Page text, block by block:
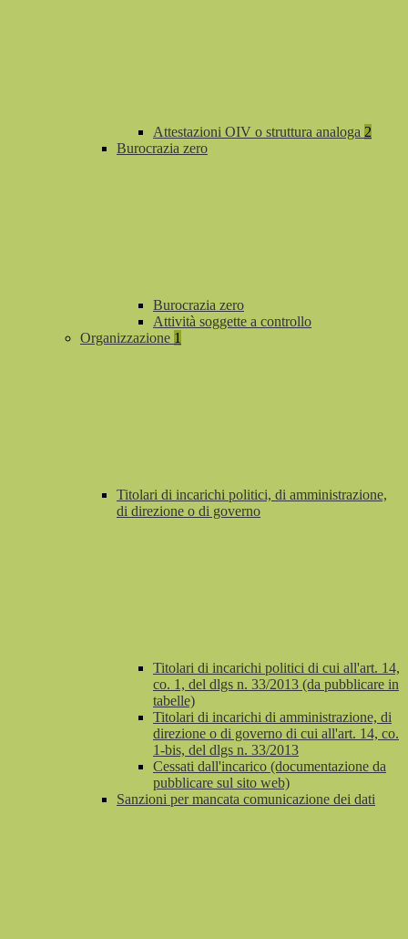
Attestazioni OIV o struttura analoga 2
Burocrazia zero
Burocrazia zero
Attività soggette a controllo
Organizzazione 1
Titolari di incarichi politici, di amministrazione,
di direzione o di governo
Titolari di incarichi politici di cui all'art. 14,
co. 1, del dlgs n. 33/2013 (da pubblicare in
tabelle)
Titolari di incarichi di amministrazione, di
direzione o di governo di cui all'art. 14, co.
1-bis, del dlgs n. 33/2013
Cessati dall'incarico (documentazione da
pubblicare sul sito web)
Sanzioni per mancata comunicazione dei dati